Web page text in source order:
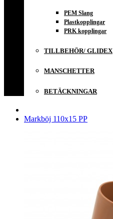
PEM Slang
Plastkopplingar
PRK kopplingar
TILLBEHÖR/ GLIDEX
MANSCHETTER
BETÄCKNINGAR
Markböj 110x15 PP